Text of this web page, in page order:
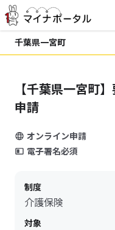
千葉県一宮町
【千葉県一宮町
申請
オンライン申請
電子署名必須
制度
介護保険
対象